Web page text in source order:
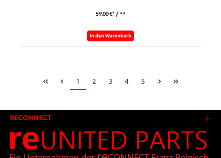
59,00 €* / **
In den Warenkorb
1 2 3 4 5
RECONNECT